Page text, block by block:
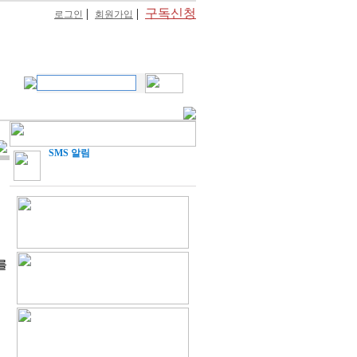
로그인 | 회원가입 | 구독신청
SMS 알림